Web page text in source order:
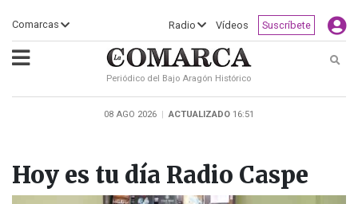
Comarcas Radio Vídeos Suscríbete
Periódico del Bajo Aragón Histórico
08 AGO 2026 | ACTUALIZADO 16:51
Hoy es tu día Radio Caspe